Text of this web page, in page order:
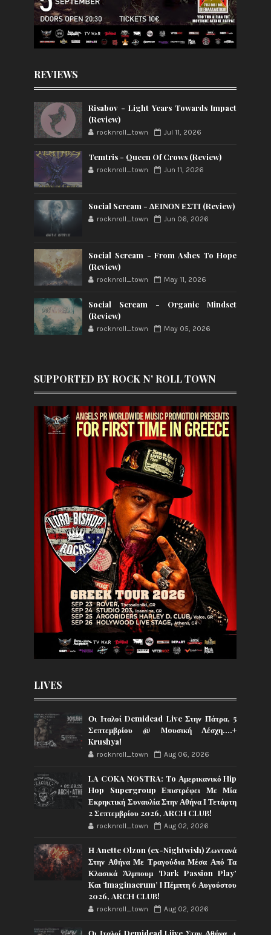
REVIEWS
Risabov - Light Years Towards Impact
(Review)
rocknroll_town Jul 11, 2026
Temtris - Queen Of Crows (Review)
rocknroll_town Jun 11, 2026
Social Scream - ΔΕΙΝΟΝ ΕΣΤΙ (Review)
rocknroll_town Jun 06, 2026
Social Scream - From Ashes To Hope
(Review)
rocknroll_town May 11, 2026
Social Scream - Organic Mindset
(Review)
rocknroll_town May 05, 2026
SUPPORTED BY ROCK N' ROLL TOWN
LIVES
Οι Ιταλοί Demidead Live Στην Πάτρα, 5
Σεπτεμβρίου @ Moυσική Λέσχη….+
Krushya!
rocknroll_town Aug 06, 2026
LA COKA NOSTRA: To Αμερικανικό Hip
Hop Supergroup Επιστρέφει Με Μία
Εκρηκτική Συναυλία Στην Αθήνα Ι Τετάρτη
2 Σεπτεμβρίου 2026, ARCH CLUB!
rocknroll_town Aug 02, 2026
Η Anette Olzon (ex-Nightwish) Ζωντανά
Στην Αθήνα Με Τραγούδια Μέσα Από Τα
Κλασικά Άλμπουμ ‘Dark Passion Play’
Και ‘Imaginaerum’ I Πέμπτη 6 Αυγούστου
2026, ARCH CLUB!
rocknroll_town Aug 02, 2026
Οι Ιταλοί Demidead Liive Στην Αθήνα, 4